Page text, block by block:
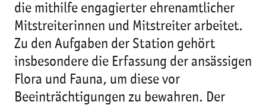
die mithilfe engagierter ehrenamtlicher
Mitstreiterinnen und Mitstreiter arbeitet.
Zu den Aufgaben der Station gehört
insbesondere die Erfassung der ansässigen
Flora und Fauna, um diese vor
Beeinträchtigungen zu bewahren. Der